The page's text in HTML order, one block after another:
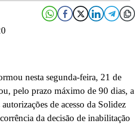
nesta segunda-feira, 21 de
pelo prazo máximo de 90 dias, a
de acesso da Solidez
da decisão de inabilitação